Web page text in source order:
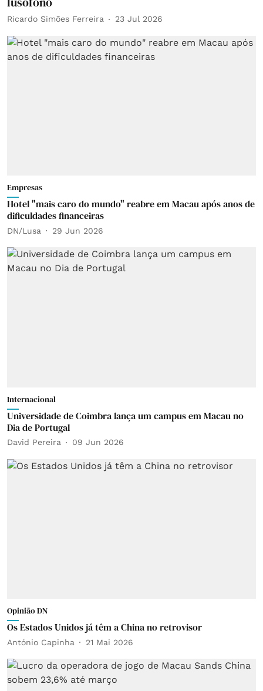
Ricardo Simões Ferreira 23 Jul 2026
Empresas
Hotel "mais caro do mundo" reabre em Macau após anos de
dificuldades financeiras
DN/Lusa 29 Jun 2026
Internacional
Universidade de Coimbra lança um campus em Macau no
Dia de Portugal
David Pereira 09 Jun 2026
Opinião DN
Os Estados Unidos já têm a China no retrovisor
António Capinha 21 Mai 2026